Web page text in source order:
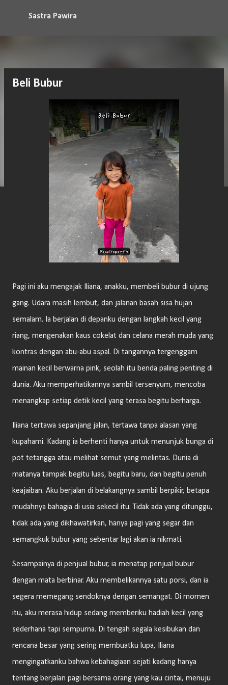
Langsung ke konten utama
Sastra Pawira
Beli Bubur
Pagi ini aku mengajak Iliana, anakku, membeli bubur di ujung
gang. Udara masih lembut, dan jalanan basah sisa hujan
semalam. Ia berjalan di depanku dengan langkah kecil yang
riang, mengenakan kaus cokelat dan celana merah muda yang
kontras dengan abu-abu aspal. Di tangannya tergenggam
mainan kecil berwarna pink, seolah itu benda paling penting di
dunia. Aku memperhatikannya sambil tersenyum, mencoba
menangkap setiap detik kecil yang terasa begitu berharga.
Iliana tertawa sepanjang jalan, tertawa tanpa alasan yang
kupahami. Kadang ia berhenti hanya untuk menunjuk bunga di
pot tetangga atau melihat semut yang melintas. Dunia di
matanya tampak begitu luas, begitu baru, dan begitu penuh
keajaiban. Aku berjalan di belakangnya sambil berpikir, betapa
mudahnya bahagia di usia sekecil itu. Tidak ada yang ditunggu,
tidak ada yang dikhawatirkan, hanya pagi yang segar dan
semangkuk bubur yang sebentar lagi akan ia nikmati.
Sesampainya di penjual bubur, ia menatap penjual bubur
dengan mata berbinar. Aku membelikannya satu porsi, dan ia
segera memegang sendoknya dengan semangat. Di momen
itu, aku merasa hidup sedang memberiku hadiah kecil yang
sederhana tapi sempurna. Di tengah segala kesibukan dan
rencana besar yang sering membuatku lupa, Iliana
mengingatkanku bahwa kebahagiaan sejati kadang hanya
tentang berjalan pagi bersama orang yang kau cintai, menuju